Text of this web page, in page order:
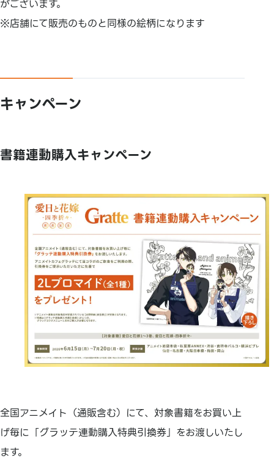
がございます。
※店舗にて販売のものと同様の絵柄になります
キャンペーン
書籍連動購入キャンペーン
全国アニメイト（通販含む）にて、対象書籍をお買い上
げ毎に「グラッテ連動購入特典引換券」をお渡しいたし
ます。